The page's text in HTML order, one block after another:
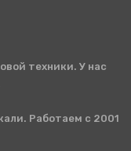
техники. У нас
Работаем с 2001